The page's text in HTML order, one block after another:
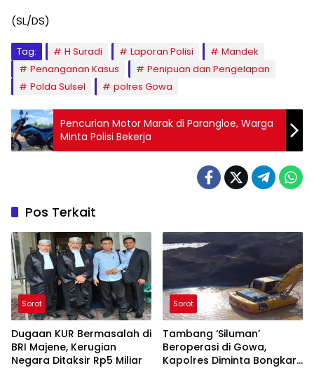
(SL/DS)
Tag: H Suradi Laporan Polisi
Mandek
Penanganan Kasus
Penipuan dan Pengelapan
Polda Sulsel
polres Gowa
Pencurian Motor Marak di Parangloe, Warga
Minta Polisi Bekerja
Pos Terkait
Sorot
Dugaan KUR Bermasalah di
BRI Majene, Kerugian
Negara Ditaksir Rp5 Miliar
Sorot
Tambang ‘Siluman’
Beroperasi di Gowa,
Kapolres Diminta Bongkar